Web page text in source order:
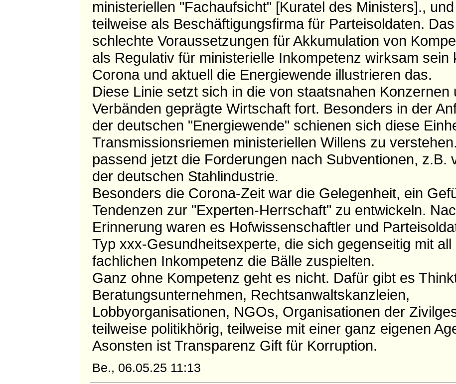
ministeriellen "Fachaufsicht" [Kuratel des Ministers].,
teilweise als Beschäftigungsfirma für Parteisoldaten.
schlechte Voraussetzungen für Akkumulation von
als Regulativ für ministerielle Inkompetenz wirksam sein
Corona und aktuell die Energiewende illustrieren das.
Diese Linie setzt sich in die von staatsnahen Konzernen
Verbänden geprägte Wirtschaft fort. Besonders in der
der deutschen "Energiewende" schienen sich diese
Transmissionsriemen ministeriellen Willens zu
passend jetzt die Forderungen nach Subventionen, z.B.
der deutschen Stahlindustrie.
Besonders die Corona-Zeit war die Gelegenheit, ein
Tendenzen zur "Experten-Herrschaft" zu entwickeln.
Erinnerung waren es Hofwissenschaftler und
Typ xxx-Gesundheitsexperte, die sich gegenseitig mit all
fachlichen Inkompetenz die Bälle zuspielten.
Ganz ohne Kompetenz geht es nicht. Dafür gibt es
Beratungsunternehmen, Rechtsanwaltskanzleien,
Lobbyorganisationen, NGOs, Organisationen der
teilweise politikhörig, teilweise mit einer ganz eigenen
Asonsten ist Transparenz Gift für Korruption.
Be., 06.05.25 11:13